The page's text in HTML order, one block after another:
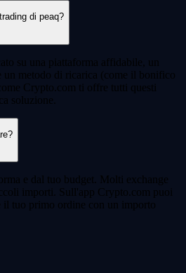
di peaq?
su una piattaforma affidabile, un
un metodo di ricarica (come il bonifico
Crypto.com ti offre tutti questi
soluzione.
e dal tuo budget. Molti exchange
importi. Sull'app Crypto.com puoi
il tuo primo ordine con un importo